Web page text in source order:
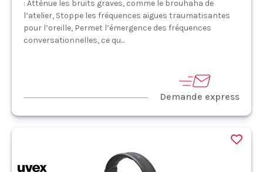
: Atténue les bruits graves, comme le brouhaha de
l’atelier, Stoppe les fréquences aigues traumatisantes
pour l’oreille, Permet l’émergence des fréquences
conversationnelles, ce qu...
Demande express